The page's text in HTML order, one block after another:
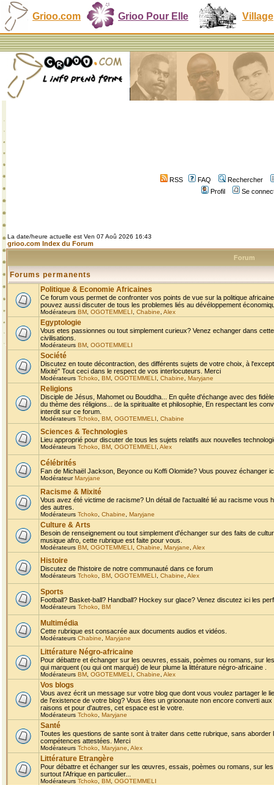
Grioo.com Grioo Pour Elle Village
RSS FAQ
Rechercher
Profil
Se
La date/heure actuelle est Ven 07 Aoû 2026 16:43
grioo.com Index du Forum
Forum
Forums permanents
Politique & Economie Africaines
Ce forum vous permet de confronter vos points de vue sur la politique
pouvez aussi discuter de tous les problemes liés au dévéloppement
Modérateurs BM OGOTEMMELI Chabine Alex
Egyptologie
Vous etes passionnes ou tout simplement curieux? Venez echanger dans
civilisations.
Modérateurs BM OGOTEMMELI
Société
Discutez en toute décontraction, des différents sujets de votre choix, à
Mixité" Tout ceci dans le respect de vos interlocuteurs. Merci
Modérateurs Tchoko BM OGOTEMMELI Chabine Maryjane
Religions
Disciple de Jésus, Mahomet ou Bouddha... En quête d'échange avec des
du thème des réligions... de la spiritualite et philosophie, En respectant les
interdit sur ce forum.
Modérateurs Tchoko BM OGOTEMMELI Chabine
Sciences & Technologies
Lieu approprié pour discuter de tous les sujets relatifs aux nouvelles
Modérateurs Tchoko BM OGOTEMMELI Alex
Célébrités
Fan de Michaël Jackson, Beyonce ou Koffi Olomide? Vous pouvez échanger
ModérateurMaryjane
Racisme & Mixité
Vous avez été victime de racisme? Un détail de l'actualité lié au racisme
des autres.
Modérateurs Tchoko Chabine Maryjane
Culture & Arts
Besoin de renseignement ou tout simplement d'échanger sur des faits de
musique afro, cette rubrique est faite pour vous.
Modérateurs BM OGOTEMMELI Chabine Maryjane Alex
Histoire
Discutez de l'histoire de notre communauté dans ce forum
Modérateurs Tchoko BM OGOTEMMELI Chabine Alex
Sports
Football? Basket-ball? Handball? Hockey sur glace? Venez discutez ici les
Modérateurs Tchoko BM
Multimédia
Cette rubrique est consacrée aux documents audios et vidéos.
Modérateurs Chabine Maryjane
Littérature Négro-africaine
Pour débattre et échanger sur les oeuvres, essais, poèmes ou romans, sur
qui marquent (ou qui ont marqué) de leur plume la littérature négro-africaine .
Modérateurs BM OGOTEMMELI Chabine Alex
Vos blogs
Vous avez écrit un message sur votre blog que dont vous voulez partager le
de l'existence de votre blog? Vous êtes un grioonaute non encore converti
raisons et pour d'autres, cet espace est le votre.
Modérateurs Tchoko Maryjane
Santé
Toutes les questions de sante sont à traiter dans cette rubrique, sans
compétences attestées. Merci
Modérateurs Tchoko Maryjane Alex
Littérature Etrangère
Pour débattre et échanger sur les œuvres, essais, poèmes ou romans, sur
surtout l'Afrique en particulier...
Modérateurs Tchoko BM OGOTEMMELI